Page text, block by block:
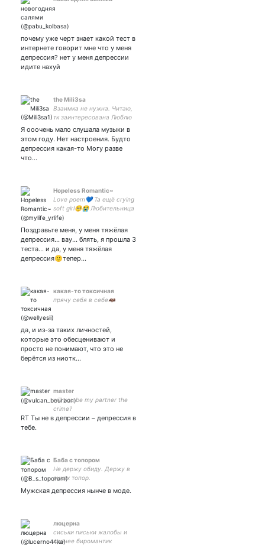
почему уже черт знает какой тест в
интернете говорит мне что у меня
депрессия? нет у меня депрессии
идите нахуй
the Mili3sa
Взаимка не нужна. Читаю,
тк заинтересована Люблю
смотреть KR тв-шоу
Я ооочень мало слушала музыки в
этом году. Нет настроения. Будто
депрессия какая-то Могу разве
что…
Hopeless Romantic~
Love poem💙 Та ещё crying
soft girl🥺😭 Любительница
......
Поздравьте меня, у меня тяжёлая
депрессия... вау... блять, я прошла 3
теста... и да, у меня тяжёлая
депрессия🙂тепер…
какая-то токсичная
прячу себя в себе🦇
да, и из-за таких личностей,
которые это обесценивают и
просто не понимают, что это не
берётся из ниотк…
master
will you be my partner the
crime?
RT Ты не в депрессии – депрессия в
тебе.
Баба с топором
Не держу обиду. Держу в
руках топор.
Мужская депрессия нынче в моде.
люцерна
сиськи письки жалобы и
прочее биромантик